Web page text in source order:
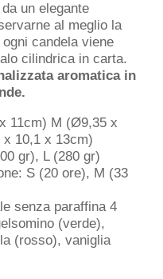
un elegante
al meglio la
candela viene
cilindrica in carta.
aromatica in
11cm) M (Ø9,35 x
10,1 x 13cm)
gr), L (280 gr)
S (20 ore), M (33
senza paraffina 4
(verde),
(rosso), vaniglia